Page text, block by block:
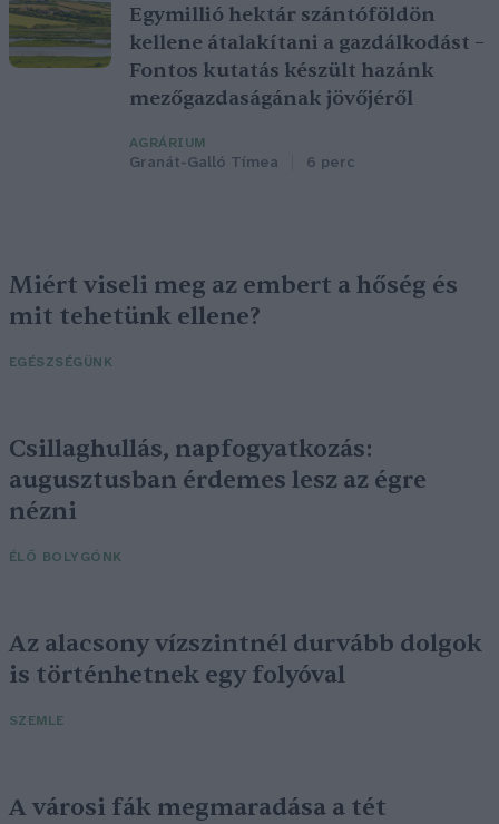
Egymillió hektár szántóföldön
kellene átalakítani a gazdálkodást –
Fontos kutatás készült hazánk
mezőgazdaságának jövőjéről
AGRÁRIUM
Granát-Galló Tímea 6 perc
Miért viseli meg az embert a hőség és
mit tehetünk ellene?
EGÉSZSÉGÜNK
Csillaghullás, napfogyatkozás:
augusztusban érdemes lesz az égre
nézni
ÉLŐ BOLYGÓNK
Az alacsony vízszintnél durvább dolgok
is történhetnek egy folyóval
SZEMLE
A városi fák megmaradása a tét